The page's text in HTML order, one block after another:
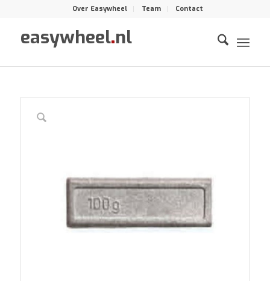
Over Easywheel Team Contact
easywheel.nl